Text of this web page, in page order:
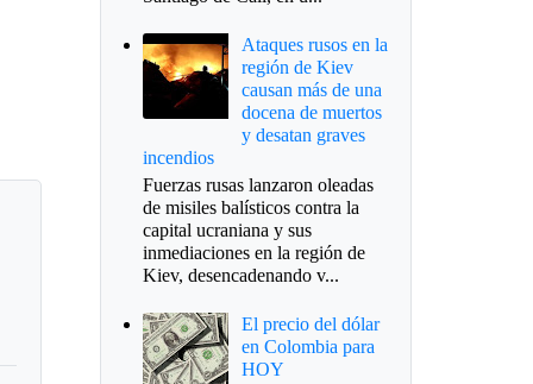
Ataques rusos en la
región de Kiev
causan más de una
docena de muertos
y desatan graves
incendios
Fuerzas rusas lanzaron oleadas
de misiles balísticos contra la
capital ucraniana y sus
inmediaciones en la región de
Kiev, desencadenando v...
El precio del dólar
en Colombia para
HOY